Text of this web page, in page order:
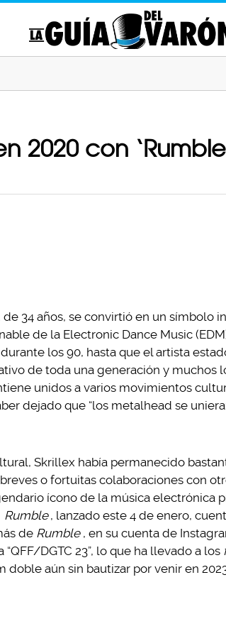
2020 con
34 años, se convirtió en un símbolo
de la Electronic Dance Music
los 90, hasta que el artista
de toda una generación y muchos
unidos a varios movimientos
dejado que “los metalhead se
Skrillex había permanecido
o fortuitas colaboraciones con
ícono de la música electrónica
Rumble , lanzado este 4 de enero,
de Rumble , en su cuenta de
DGTC 23”, lo que ha llevado a los
doble aún sin bautizar por venir en